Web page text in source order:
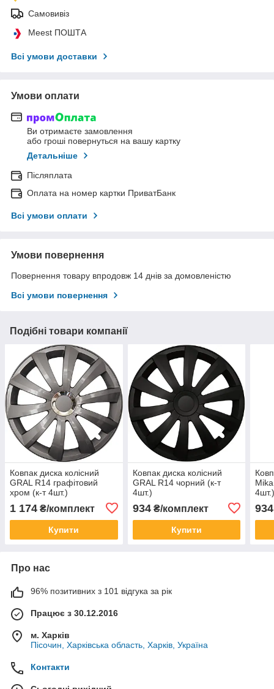
Самовивіз
Meest ПОШТА
Всі умови доставки
Умови оплати
Ви отримаєте замовлення
або гроші повернуться на вашу картку
Детальніше
Післяплата
Оплата на номер картки ПриватБанк
Всі умови оплати
Умови повернення
Повернення товару впродовж 14 днів за домовленістю
Всі умови повернення
Подібні товари компанії
Ковпак диска колісний
GRAL R14 графітовий
хром (к-т 4шт.)
1 174 ₴/комплект
Купити
Ковпак диска колісний
GRAL R14 чорний (к-т
4шт.)
934₴/комплект
Купити
934
Про нас
96% позитивних з 101 відгука за рік
Працює з 30.12.2016
м. Харків
Пісочин, Харківська область, Харків, Україна
Контакти